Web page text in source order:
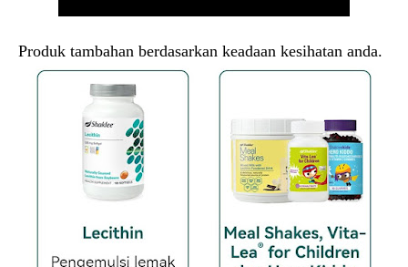
Produk tambahan berdasarkan keadaan kesihatan anda.